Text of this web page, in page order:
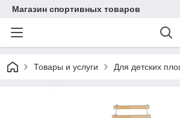
Магазин спортивных товаров
Товары и услуги Для детских